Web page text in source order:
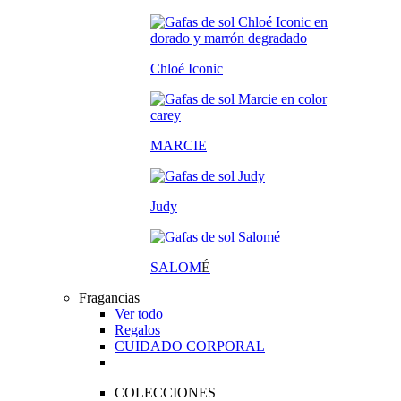
Chloé Iconic
MARCIE
Judy
SALOMÉ
Fragancias
Ver todo
Regalos
CUIDADO CORPORAL
COLECCIONES